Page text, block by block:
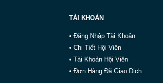
TÀI KHOẢN
• Đăng Nhập Tài Khoản
• Chi Tiết Hội Viên
• Tài Khoản Hội Viên
• Đơn Hàng Đã Giao Dịch